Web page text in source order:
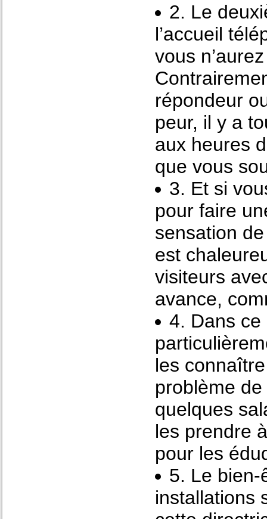
2. Le
l’accueil
vous
répondeur
peur, il y a
aux heures
que vous
3. Et si
pour faire
sensation
est
visiteurs
avance,
4. Dans ce
les
problème
quelques
les prendre
pour les
5. Le bien-
installations